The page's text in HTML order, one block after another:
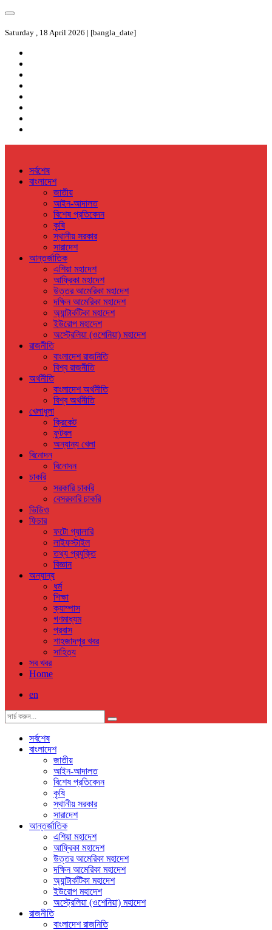
Saturday , 18 April 2026 | [bangla_date]
সর্বশেষ
বাংলাদেশ
জাতীয়
আইন-আদালত
বিশেষ প্রতিবেদন
কৃষি
স্থানীয় সরকার
সারাদেশ
আন্তর্জাতিক
এশিয়া মহাদেশ
আফ্রিকা মহাদেশ
উত্তর আমেরিকা মহাদেশ
দক্ষিন আমেরিকা মহাদেশ
অ্যান্টার্কটিকা মহাদেশ
ইউরোপ মহাদেশ
অস্ট্রেলিয়া (ওশেনিয়া) মহাদেশ
রাজনীতি
বাংলাদেশ রাজনিতি
বিশ্ব রাজনীতি
অর্থনীতি
বাংলাদেশ অর্থনীতি
বিশ্ব অর্থনীতি
খেলাধুলা
ক্রিকেট
ফুটবল
অন্যান্য খেলা
বিনোদন
বিনোদন
চাকরি
সরকারি চাকরি
বেসরকারি চাকরি
ভিডিও
ফিচার
ফটো গ্যালারি
লাইফস্টাইল
তথ্য প্রযুক্তি
বিজ্ঞান
অন্যান্য
ধর্ম
শিক্ষা
ক্যাম্পাস
গণমাধ্যম
প্রবাস
শাহজাদপুর খবর
সাহিত্য
সব খবর
Home
en
সর্বশেষ
বাংলাদেশ
জাতীয়
আইন-আদালত
বিশেষ প্রতিবেদন
কৃষি
স্থানীয় সরকার
সারাদেশ
আন্তর্জাতিক
এশিয়া মহাদেশ
আফ্রিকা মহাদেশ
উত্তর আমেরিকা মহাদেশ
দক্ষিন আমেরিকা মহাদেশ
অ্যান্টার্কটিকা মহাদেশ
ইউরোপ মহাদেশ
অস্ট্রেলিয়া (ওশেনিয়া) মহাদেশ
রাজনীতি
বাংলাদেশ রাজনিতি